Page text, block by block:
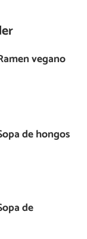
vegano
de hongos
de